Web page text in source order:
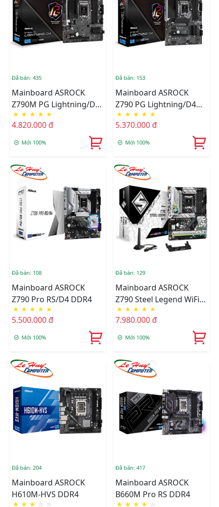
Đã bán: 435
Mainboard ASROCK
Z790M PG Lightning/D4
DDR4
★ ★ ★ ★ ★
4.820.000 đ
Mới 100%
Đã bán: 153
Mainboard ASROCK
Z790 PG Lightning/D4
DDR4
★ ★ ★ ★ ★
5.370.000 đ
Mới 100%
Đã bán: 108
Mainboard ASROCK
Z790 Pro RS/D4 DDR4
★ ★ ★ ★ ★
5.500.000 đ
Mới 100%
Đã bán: 129
Mainboard ASROCK
Z790 Steel Legend WiFi
DDR5
★ ★ ★ ★ ★
7.980.000 đ
Mới 100%
Đã bán: 204
Mainboard ASROCK
H610M-HVS DDR4
★ ★ ★ ☆ ☆
Đã bán: 417
Mainboard ASROCK
B660M Pro RS DDR4
★ ★ ★ ★ ☆